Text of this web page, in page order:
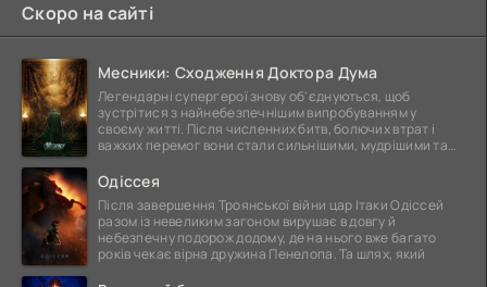
Скоро на сайті
Месники: Сходження Доктора Дума
Легендарні супергерої знову об'єднуються, щоб
зустрітися з найнебезпечнішим випробуванням у
своєму житті. Після численних битв, болючих втрат і
важких перемог вони стали сильнішими, мудрішими та
Одіссея
Після завершення Троянської війни цар Ітаки Одіссей
разом із невеликим загоном вирушає в довгу й
небезпечну подорож додому, де на нього вже багато
років чекає вірна дружина Пенелопа. Та шлях, який